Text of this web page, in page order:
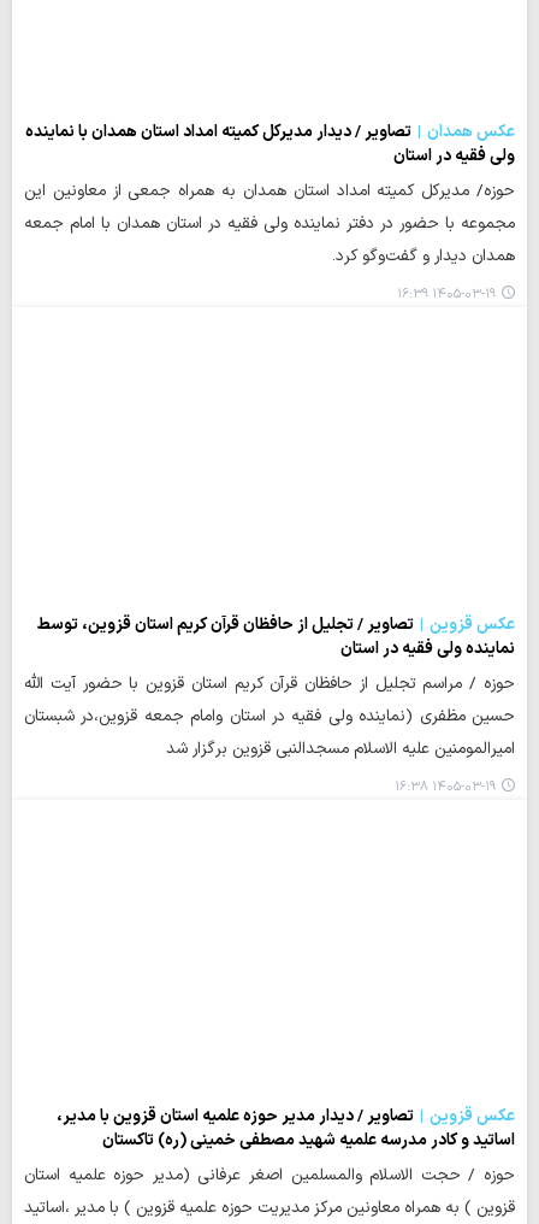
عکس همدان
تصاویر / دیدار مدیرکل کمیته امداد استان همدان با نماینده
ولی فقیه در استان
حوزه/ مدیرکل کمیته امداد استان همدان به همراه جمعی از معاونین این
مجموعه با حضور در دفتر نماینده ولی فقیه در استان همدان با امام جمعه
همدان دیدار و گفت‌وگو کرد.
۱۴۰۵-۰۳-۱۹ ۱۶:۳۹
عکس قزوین
تصاویر / تجلیل از حافظان قرآن کریم استان قزوین، توسط
نماینده ولی فقیه در استان
حوزه / مراسم تجلیل از حافظان قرآن کریم استان قزوین با حضور آیت الله
حسین مظفری (نماینده ولی فقیه در استان وامام جمعه قزوین،در شبستان
امیرالمومنین علیه الاسلام مسجدالنبی قزوین برگزار شد
۱۴۰۵-۰۳-۱۹ ۱۶:۳۸
عکس قزوین
تصاویر / دیدار مدیر حوزه علمیه استان قزوین با مدیر،
اساتید و کادر مدرسه علمیه شهید مصطفی خمینی (ره) تاکستان
حوزه / حجت الاسلام والمسلمین اصغر عرفانی (مدیر حوزه علمیه استان
قزوین ) به همراه معاونین مرکز مدیریت حوزه علمیه قزوین ) با مدیر ،اساتید